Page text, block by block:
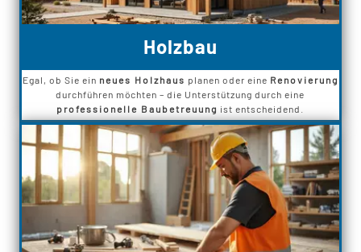
Holzbau
Egal, ob Sie ein neues Holzhaus planen oder eine Renovierung
durchführen möchten – die Unterstützung durch eine
professionelle Baubetreuung ist entscheidend.